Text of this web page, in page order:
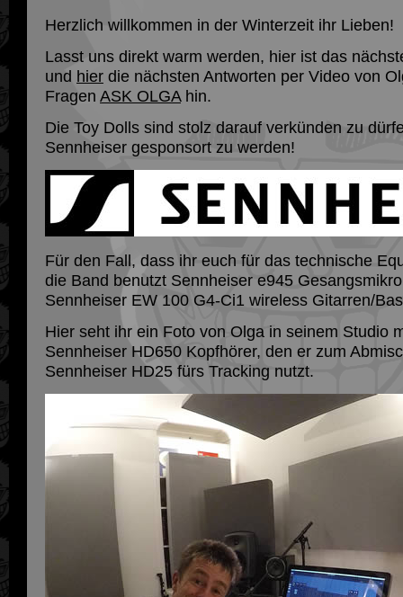
Herzlich willkommen in der Winterzeit ihr Lieben!
Lasst uns direkt warm werden, hier ist das
und hier die nächsten Antworten per Video von
Fragen ASK OLGAhin.
Die Toy Dolls sind stolz darauf verkünden zu
Sennheiser gesponsort zu werden!
Für den Fall, dass ihr euch für das technische
die Band benutzt Sennheiser e945
Sennheiser EW 100 G4-Ci1 wireless Gitarren/
Hier seht ihr ein Foto von Olga in seinem Studio
Sennheiser HD650 Kopfhörer, den er zum
Sennheiser HD25 fürs Tracking nutzt.